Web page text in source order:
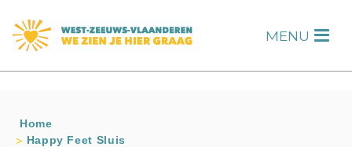
MENU H
Home
Happy Feet Sluis